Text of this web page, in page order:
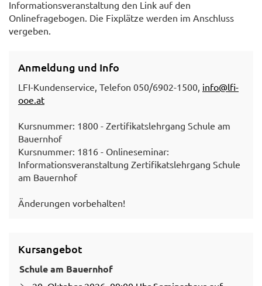
Informationsveranstaltung den Link auf den
Onlinefragebogen. Die Fixplätze werden im Anschluss
vergeben.
Anmeldung und Info
LFI-Kundenservice, Telefon 050/6902-1500, info@lfi-
ooe.at
Kursnummer: 1800 - Zertifikatslehrgang Schule am
Bauernhof
Kursnummer: 1816 - Onlineseminar:
Informationsveranstaltung Zertifikatslehrgang Schule
am Bauernhof
Änderungen vorbehalten!
Kursangebot
Schule am Bauernhof